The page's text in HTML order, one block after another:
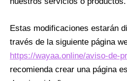
Estas modificaciones estarán
través de la siguiente página
https://wayaa.online/aviso-de-
recomienda crear una página